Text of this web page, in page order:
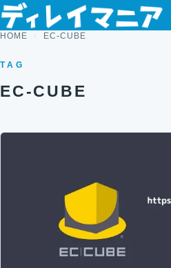
コンテンツへスキップ
HOME EC-CUBE
TAG
EC-CUBE